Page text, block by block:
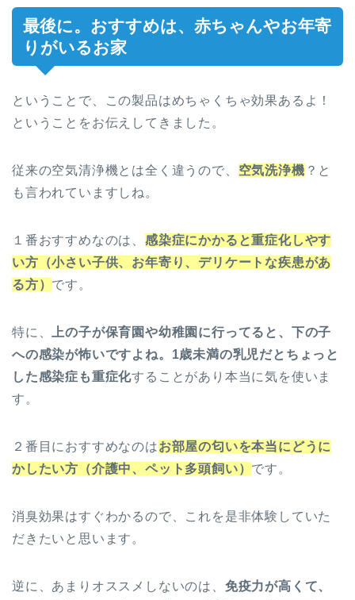
最後に。おすすめは、赤ちゃんやお年寄
りがいるお家
ということで、この製品はめちゃくちゃ効果あるよ！
ということをお伝えしてきました。
従来の空気清浄機とは全く違うので、 空気洗浄機 ？と
も言われていますしね。
１番おすすめなのは、 感染症にかかると重症化しやす
い方（小さい子供、お年寄り、デリケートな疾患があ
る方） です。
特に、
上の子が保育園や幼稚園に行ってると、下の子
への感染が怖いですよね。1歳未満の乳児だとちょっと
した感染症も重症化することがあり本当に気を使いま
す。
２番目におすすめなのはお部屋の匂いを本当にどうに
かしたい方（介護中、ペット多頭飼い） です。
消臭効果はすぐわかるので、これを是非体験していた
だきたいと思います。
逆に、あまりオススメしないのは、 免疫力が高くて、